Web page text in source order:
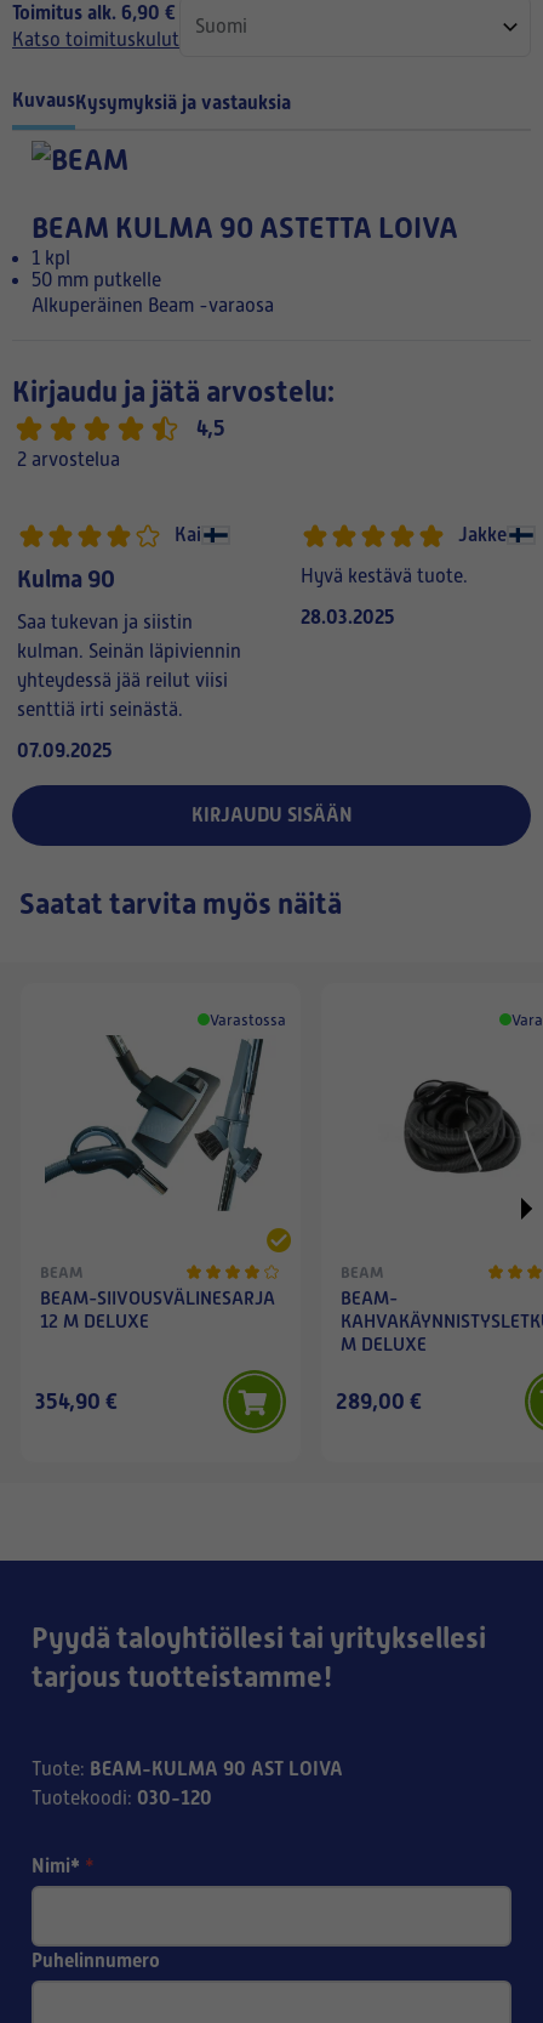
Toimitus alk. 6,90 €
Katso toimituskulut
KuvausKysymyksiä ja vastauksia
BEAM KULMA 90 ASTETTA LOIVA
1 kpl
50 mm putkelle
Alkuperäinen Beam -varaosa
Kirjaudu ja jätä arvostelu:
4,5
2 arvostelua
Kai
Kulma 90
Saa tukevan ja siistin
kulman. Seinän läpiviennin
yhteydessä jää reilut viisi
senttiä irti seinästä.
07.09.2025
Jakke
Hyvä kestävä tuote.
28.03.2025
KIRJAUDU SISÄÄN
Saatat tarvita myös näitä
Varastossa
BEAM
BEAM-SIIVOUSVÄLINESARJA
12 M DELUXE
354,90 €
BEAM
BEAM-
M DELUXE
289,00 €
Pyydä taloyhtiöllesi tai yrityksellesi
tarjous tuotteistamme!
Tuote: BEAM-KULMA 90 AST LOIVA
Tuotekoodi: 030-120
Nimi* *
Puhelinnumero